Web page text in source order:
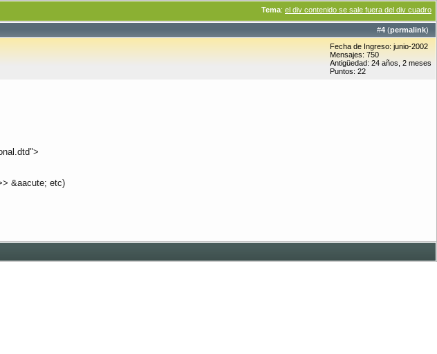
Tema: el div contenido se sale fuera del div cuadro
#4 (permalink)
Fecha de Ingreso: junio-2002
Mensajes: 750
Antigüedad: 24 años, 2 meses
Puntos: 22
&aacute; etc)